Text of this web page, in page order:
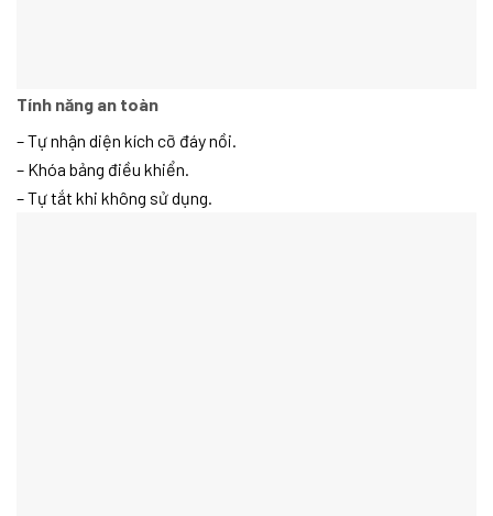
Tính năng an toàn
– Tự nhận diện kích cỡ đáy nồi.
– Khóa bảng điều khiển.
– Tự tắt khi không sử dụng.